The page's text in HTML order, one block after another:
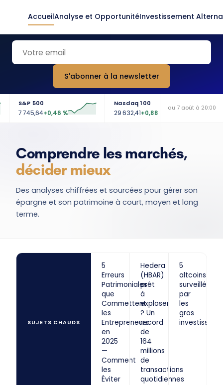
AccueilAnalyse et OpportunitéInvestissement
S'abonner à la newsletter
500
745,64+0,46 %
Nasdaq 100
29 632,41+0,88 %
au 7 août à 20:00
Comprendre les marchés,
décider mieux
Des analyses chiffrées et sourcées pour gérer son
épargne et son patrimoine à court, moyen et long
terme.
SUJETS CHAUDS
5
Erreurs
Patrimoniales
que
Commettent
les
Entrepreneurs
en
2025
—
Comment
les
Éviter
Hedera
(HBAR)
prêt
à
exploser
? Un
record
de
164
millions
de
transactions
quotidiennes
5
altcoins
surveillés
par
les
gros
investisseurs